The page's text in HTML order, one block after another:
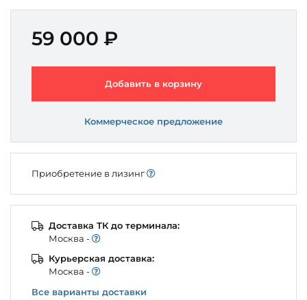
59 000 ₽
Добавить в корзину
Коммерческое предложение
Приобретение в лизинг
Доставка ТК до терминала:
Моcква -
Курьерская доставка:
Моcква -
Все варианты доставки